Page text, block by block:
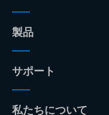
製品
サポート
私たちについて